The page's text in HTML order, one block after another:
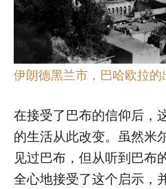
伊朗德黑兰市，巴哈欧拉的
在接受了巴布的信仰后，
的生活从此改变。虽然米
见过巴布，但从听到巴布
全心地接受了这个启示，